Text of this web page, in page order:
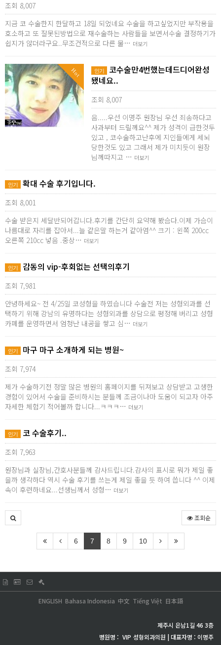
조회 8,007
지금 코 수술한지 한달하고 18일 되었네요 수술을 하고싶었지만 부작용을
호소하고 또 잘못된방법으로 재수술하는 사람들을 보면서수술 결정하기가
쉽지가 않더라구요..무조건적으로 다른 물… 더보기
Hot 인기
코수술만4번했는데드디어완성
됐네요..
조회 8,007
음.....우선 이명주 원장님 우선 죄송하다고
사과부터 드릴께요^^ 제가 성격이 급한것두
있고 , 코수술하고난후에 지인들에게 세뇌
당한것도 있고 그래서 제가 미치듯이 원장
님께따지고 … 더보기
인기 확대 수술 후기입니다.
조회 8,001
수술 받은지 세달반되어갑니다.후기를 간단히 요약해 봤슴다.이제 가슴이
나름대로 자리를 잡아서...늘 같은말 하는거 같아염^^ 크기 : 왼쪽 200cc
오른쪽 210cc 넣음 .중상… 더보기
인기 감동의 vip-후회없는 선택의후기
조회 7,981
안녕하세요~ 전 4/25일 코성형을 하였습니다 수술전 저는 성형외과를 선
택하기 위해 강남의 유명하다는 성형외과를 상담으로 평정해 버리고 성형
카페를 운영하면서 엄청난 내공을 쌓고 심… 더보기
인기 마구 마구 소개하게 되는 병원~
조회 7,974
제가 수술하기전 정말 많은 병원의 홈페이지를 뒤져보고 상담받고 고생한
경험이 있어서 수술을 준비하시는 분들께 조금이나마 도움이 되고자 아주
자세한 체험기 적어볼까 합니다...ㅋㅋㅋ… 더보기
인기 코 수술후기..
조회 7,963
원장님과 실장님,간호사분들께 감사드립니다.감사의 표시로 뭐가 제일 좋
을까 생각하다 역시 수술 후기를 쓰는게 제일 좋을 듯 하여 씁니다 ^^ 이제
속이 후련하네요...선생님께서 성형… 더보기
조회순
6 7 8 9 10
日本語
Tiếng Việt
中文
Bahasa Indonesia
ENGLISH
제주시 은남1길 46 3층
병원명 : VIP 성형외과의원 | 대표자명 : 이명주